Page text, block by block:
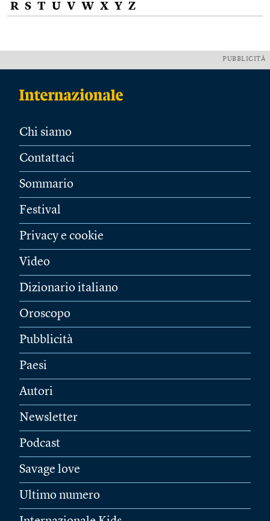
R S T U V W X Y Z
PUBBLICITÀ
Chi siamo
Contattaci
Sommario
Festival
Privacy e cookie
Video
Dizionario italiano
Oroscopo
Pubblicità
Paesi
Autori
Newsletter
Podcast
Savage love
Ultimo numero